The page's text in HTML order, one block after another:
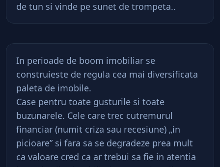
de tun si vinde pe sunet de trompeta..
In perioade de boom imobiliar se
construieste de regula cea mai diversificata
paleta de imobile.
Case pentru toate gusturile si toate
buzunarele. Cele care trec cutremurul
financiar (numit criza sau recesiune) „in
picioare” si fara sa se degradeze prea mult
ca valoare cred ca ar trebui sa fie in atentia